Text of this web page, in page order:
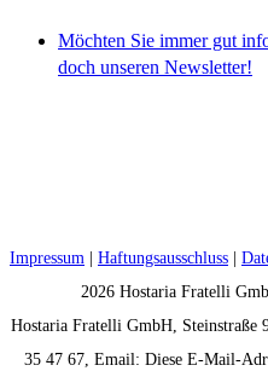
Möchten Sie immer gut
doch unseren Newsletter!
Impressum | Haftungsausschluss |
2026 Hostaria Fratelli
Hostaria Fratelli GmbH, Steinstraße
35 47 67, Email: Diese E-Mail-